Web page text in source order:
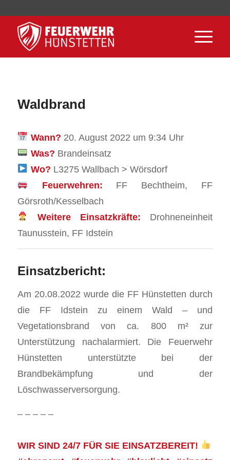
Waldbrand
Wann? 20. August 2022 um 9:34 Uhr
Was? Brandeinsatz
Wo? L3275 Wallbach > Wörsdorf
Feuerwehren: FF Bechtheim, FF
Görsroth/Kesselbach
Weitere Einsatzkräfte: Drohneneinheit
Taunusstein, FF Idstein
Einsatzbericht:
Am 20.08.2022 wurde die FF Hünstetten durch
die FF Idstein zu einem Wald – und
Vegetationsbrand von ca. 800 m² zur
Unterstützung nachalarmiert. Die Feuerwehr
Hünstetten unterstützte bei der
Brandbekämpfung und der
Löschwasserversorgung.
– – – – –
WIR SIND 24/7 FÜR SIE EINSATZBEREIT!